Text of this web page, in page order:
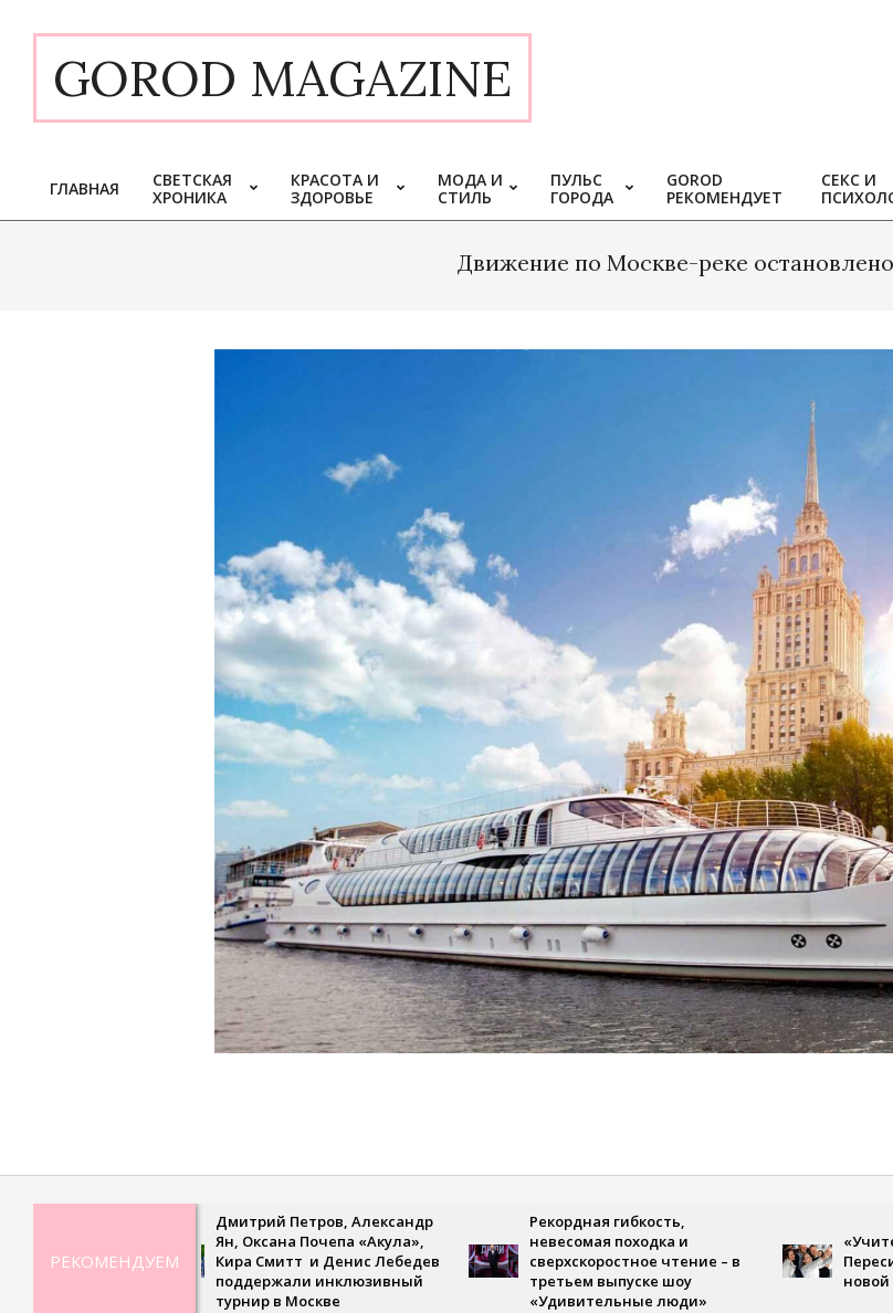
contentGOROD MAGAZINE
Primary
Navigation
ГЛАВНАЯ
СВЕТСКАЯ
ХРОНИКА
КРАСОТА И
ЗДОРОВЬЕ
МОДА И
СТИЛЬ
ПУЛЬС
ГОРОДА
GOROD
РЕКОМЕНДУЕТ
СЕКС И
Движение по Москве-реке
РЕКОМЕНДУЕМ
Дмитрий Петров, Александр
Ян, Оксана Почепа «Акула»,
Кира Смитт и Денис Лебедев
поддержали инклюзивный
турнир в Москве
Рекордная гибкость,
невесомая походка и
сверхскоростное чтение – в
третьем выпуске шоу
«Удивительные люди»
«Учитель
Пересильд и
новой